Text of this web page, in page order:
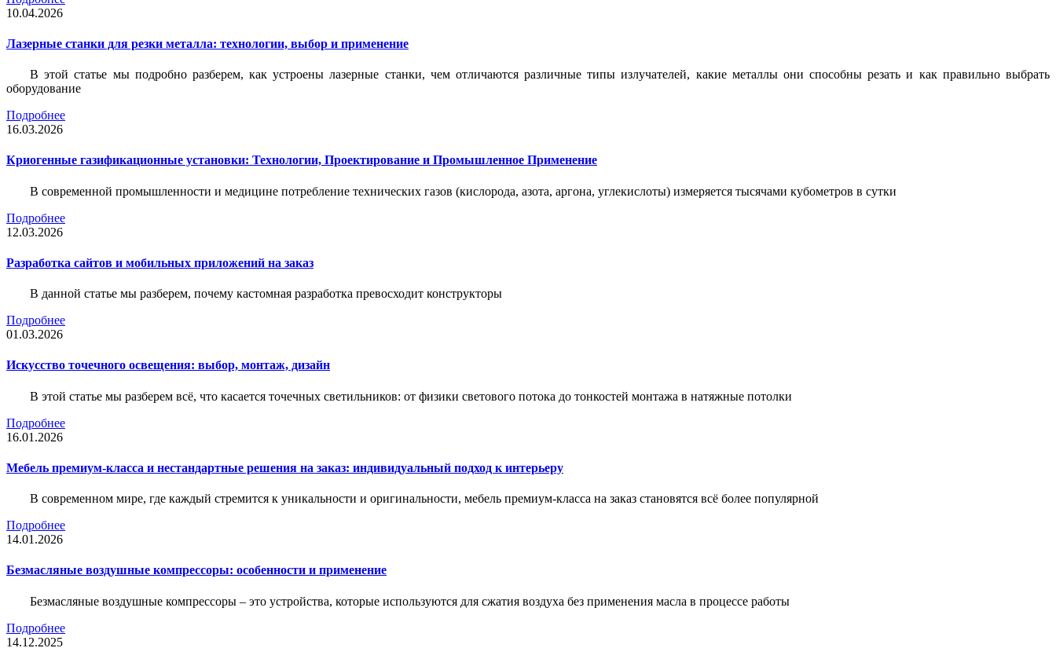
10.04.2026
Лазерные станки для резки металла: технологии, выбор и применение
В этой статье мы подробно разберем, как устроены лазерные станки, чем отличаются различные типы излучателей, какие металлы они способны резать и как правильно выбрать
оборудование
Подробнее
16.03.2026
Криогенные газификационные установки: Технологии, Проектирование и Промышленное Применение
В современной промышленности и медицине потребление технических газов (кислорода, азота, аргона, углекислоты) измеряется тысячами кубометров в сутки
Подробнее
12.03.2026
Разработка сайтов и мобильных приложений на заказ
В данной статье мы разберем, почему кастомная разработка превосходит конструкторы
Подробнее
01.03.2026
Искусство точечного освещения: выбор, монтаж, дизайн
В этой статье мы разберем всё, что касается точечных светильников: от физики светового потока до тонкостей монтажа в натяжные потолки
Подробнее
16.01.2026
Мебель премиум-класса и нестандартные решения на заказ: индивидуальный подход к интерьеру
В современном мире, где каждый стремится к уникальности и оригинальности, мебель премиум-класса на заказ становятся всё более популярной
Подробнее
14.01.2026
Безмасляные воздушные компрессоры: особенности и применение
Безмасляные воздушные компрессоры – это устройства, которые используются для сжатия воздуха без применения масла в процессе работы
Подробнее
14.12.2025